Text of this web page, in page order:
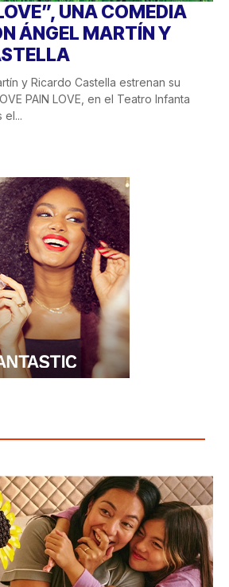
UNA COMEDIA
ÁNGEL MARTÍN Y
y Ricardo Castella estrenan su
PAIN LOVE, en el Teatro Infanta
el...